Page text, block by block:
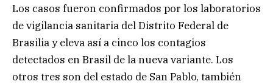
Los casos fueron confirmados por los laboratorios
de vigilancia sanitaria del Distrito Federal de
Brasilia y eleva así a cinco los contagios
detectados en Brasil de la nueva variante. Los
otros tres son del estado de San Pablo, también